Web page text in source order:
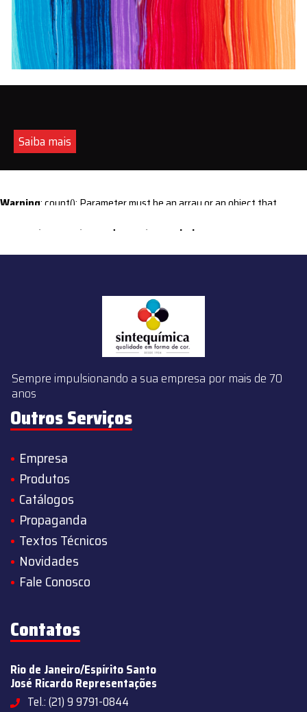
Saiba mais
Warning: count(): Parameter must be an array or an object that
content/themes/sintequimica/index.php
Sempre impulsionando a sua empresa por mais de 70
anos
Outros Serviços
Empresa
Produtos
Catálogos
Propaganda
Textos Técnicos
Novidades
Fale Conosco
Contatos
Rio de Janeiro/Espírito Santo
José Ricardo Representações
Tel.: (21) 9 9791-0844